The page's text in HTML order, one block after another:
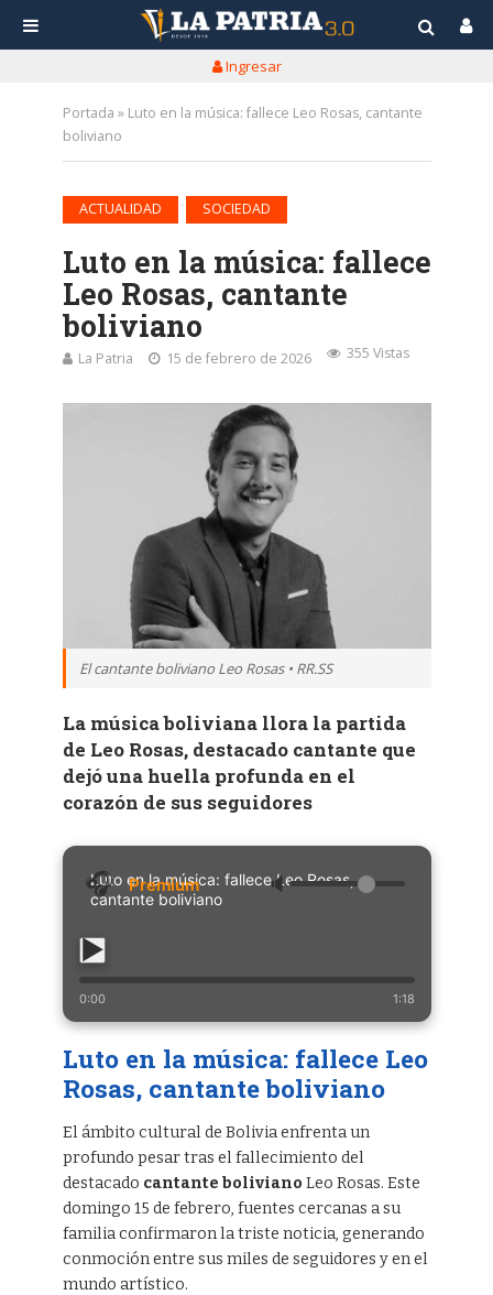
Ingresar
Portada » Luto en la música: fallece Leo Rosas, cantante
boliviano
ACTUALIDAD SOCIEDAD
Luto en la música: fallece
Leo Rosas, cantante
boliviano
La Patria 15 de febrero de 2026 355 Vistas
El cantante boliviano Leo Rosas • RR.SS
La música boliviana llora la partida
de Leo Rosas, destacado cantante que
dejó una huella profunda en el
corazón de sus seguidores
Luto en la música: fallece Leo Rosas,
cantante boliviano
🔈
0:00 1:18
Luto en la música: fallece Leo
Rosas, cantante boliviano
El ámbito cultural de Bolivia enfrenta un
profundo pesar tras el fallecimiento del
destacado cantante boliviano Leo Rosas. Este
domingo 15 de febrero, fuentes cercanas a su
familia confirmaron la triste noticia, generando
conmoción entre sus miles de seguidores y en el
mundo artístico.